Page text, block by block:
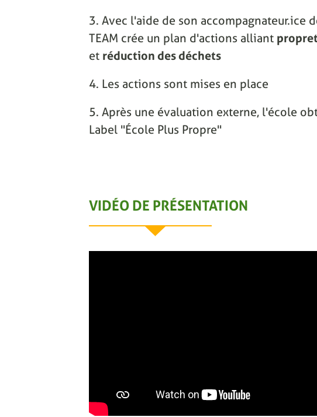
3. Avec l'aide de son accompagnateur.ice
TEAM crée un plan d'actions alliant
et réduction des déchets
4. Les actions sont mises en place
5. Après une évaluation externe, l'école
Label "École Plus Propre"
VIDÉO DE PRÉSENTATION